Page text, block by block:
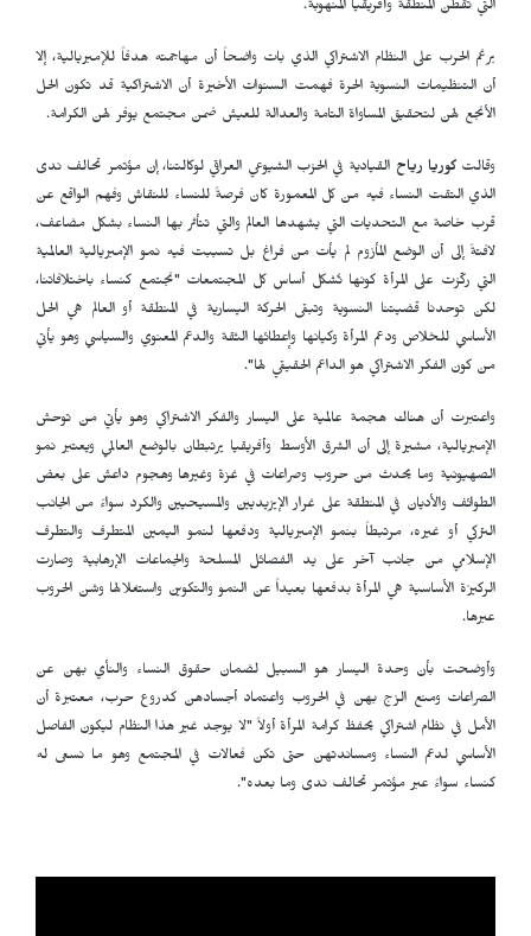
التي تقطن المنطقة وأفريقيا المنهوبة.
برغم الحرب على النظام الاشتراكي الذي بات واضحاً أن مهاجمته هدفاً للإمبريالية، إلا
أن التنظيمات النسوية الحرة فهمت السنوات الأخيرة أن الاشتراكية قد تكون الحل
الأنجع لهن لتحقيق المساواة التامة والعدالة للعيش ضمن مجتمع يوفر لهن الكرامة.
وقالت كوريا رياح القيادية في الحزب الشيوعي العراقي لوكالتنا، إن مؤتمر تحالف ندى
الذي التقت النساء فيه من كل المعمورة كان فرصةً للنساء للنقاش وفهم الواقع عن
قرب خاصة مع التحديات التي يشهدها العالم والتي تتأثر بها النساء بشكل مضاعف،
لافتةً إلى أن الوضع المأزوم لم يأت من فراغ بل تسببت فيه نمو الإمبريالية العالمية
التي ركّزت على المرأة كونها تُشكل أساس كل المجتمعات "نجتمع كنساء باختلافاتنا،
لكن توحدنا قضيتنا النسوية وتبقى الحركة اليسارية في المنطقة أو العالم هي الحل
الأساسي للخلاص ودعم المرأة وكيانها وإعطائها الثقة والدعم المعنوي والسياسي وهو يأتي
من كون الفكر الاشتراكي هو الداعم الحقيقي لها".
واعتبرت أن هناك هجمة عالمية على اليسار والفكر الاشتراكي وهو يأتي من توحش
الإمبريالية، مشيرة إلى أن الشرق الأوسط وأفريقيا يرتبطان بالوضع العالمي ويعتبر نمو
الصهيونية وما يحدث من حروب وصراعات في غزة وغيرها وهجوم داعش على بعض
الطوائف والأديان في المنطقة على غرار الإيزيديين والمسيحيين والكرد سواءً من الجانب
التركي أو غيره، مرتبطاً بنمو الإمبريالية ودفعها لنمو اليمين المتطرف والتطرف
الإسلامي من جانب آخر على يد الفصائل المسلحة والجماعات الإرهابية وصارت
الركيزة الأساسية هي المرأة بدفعها بعيداً عن النمو والتكوين واستغلالها وشن الحروب
عبرها.
وأوضحت بأن وحدة اليسار هو السبيل لضمان حقوق النساء والنأي بهن عن
الصراعات ومنع الزج بهن في الحروب واعتماد أجسادهن كدروع حرب، معتبرة أن
الأمل في نظام اشتراكي يحفظ كرامة المرأة أولاً "لا يوجد غير هذا النظام ليكون الفاصل
الأساسي لدعم النساء ومساندتهن حتى تكن فعالات في المجتمع وهو ما نسعى له
كنساء سواءً عبر مؤتمر تحالف ندى وما بعده".